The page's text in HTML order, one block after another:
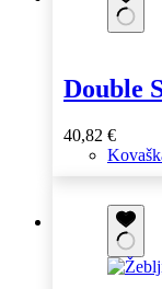
Double
40,82 €